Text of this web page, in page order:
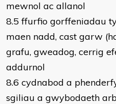
mewnol ac allanol
8.5 ffurfio gorffeniadau
maen nadd, cast garw
grafu, gweadog, cerrig
addurnol
8.6 cydnabod a
sgiliau a gwybodaeth